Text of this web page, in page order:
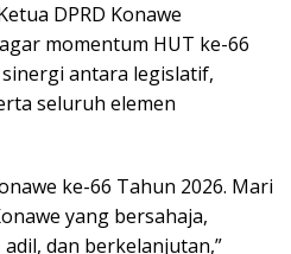
DPRD Konawe
momentum HUT ke-66
antara legislatif,
seluruh elemen
ke-66 Tahun 2026. Mari
yang bersahaja,
dan berkelanjutan,”